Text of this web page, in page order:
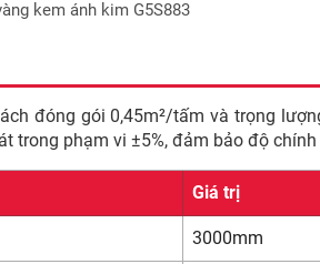
kem ánh kim G5S883
đóng gói 0,45m²/tấm và trọng
phạm vi ±5%, đảm bảo độ
Giá trị
3000mm